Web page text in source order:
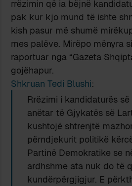
rrëzimin që ia bëjnë
pak kur kjo mund të ishte
kish pasur më shumë
mes palëve. Mirëpo mënyra
raportuar nga “Gazeta
gojëhapur.
Shkruan Tedi Blushi:
Rrëzimi i kandidaturës
anëtar të Gjykatës së
kushtojë shtrenjtë
përndjekurit politikë
Partinë Demokratike se
ardhshme ata nuk do të
kundërpërgjigjur. E